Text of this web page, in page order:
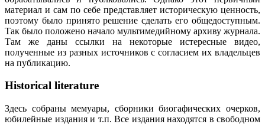
материал и сам по себе представляет историческую ценность,
поэтому было принято решение сделать его общедоступным.
Так было положено начало мультимедийному архиву журнала.
Там же даны ссылки на некоторые истересные видео,
полученные из разных источников с согласием их владельцев
на публикацию.
Historical literature
Здесь собраны мемуары, сборники биогафических очерков,
юбилейные издания и т.п. Все издания находятся в свободном